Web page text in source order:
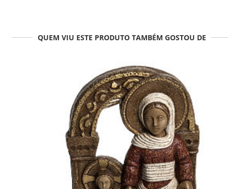
QUEM VIU ESTE PRODUTO TAMBÉM GOSTOU DE